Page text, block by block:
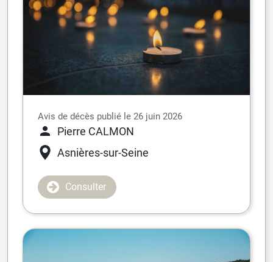
Avis de décès publié le 26 juin 2026
Pierre CALMON
Asnières-sur-Seine
Consulter